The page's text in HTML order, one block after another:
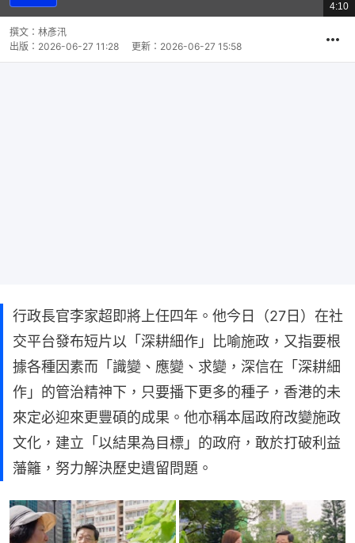
總
共
4:10
撰文： 林彥汛
出版： 2026-06-27 11:28 更新： 2026-06-27 15:58
行政長官李家超即將上任四年。他今日（27日）在社
交平台發布短片以「深耕細作」比喻施政，又指要根
據各種因素而「識變、應變、求變，深信在「深耕細
作」的管治精神下，只要播下更多的種子，香港的未
來定必迎來更豐碩的成果。他亦稱本屆政府改變施政
文化，建立「以結果為目標」的政府，敢於打破利益
藩籬，努力解決歷史遺留問題。